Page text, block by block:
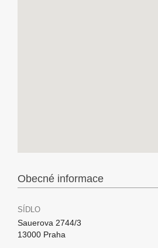
Obecné informace
SÍDLO
Sauerova 2744/3
13000 Praha